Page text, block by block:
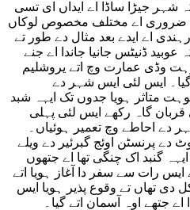
شہر جیڑا ساڈا اے ایداں ای تسی
ضروری اے مختلف مخصوص لوکاں
اے ایدے بعد مثال دے طور تے
ڈنیٹس جانیا جاندا اے جنے
بوہت وڈی عمارت وچ اتے یروشلیم
گیا۔ ایس لئی ایس شہر دے
متاثر ہویا جدوں تک ایہہ شبد
گاہ رکھے ایس لئی پہلی
دے احاطے وچ تعمیر ہوئیاں۔
دے پرنسٹن اوئج گبرئیر دے ویلے
گنبد اک چنگی تھا اے جتھوں
رات سے سفر دا آغاز ہویا اتے
دی تھاں تے وقوع پذیر ہویا ایس
اے جتھے اوہ آسمان اتے گیا۔